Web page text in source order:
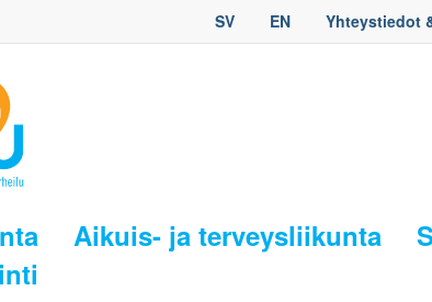
SV EN Yhteystiedot
Aikuis- ja terveysliikunta